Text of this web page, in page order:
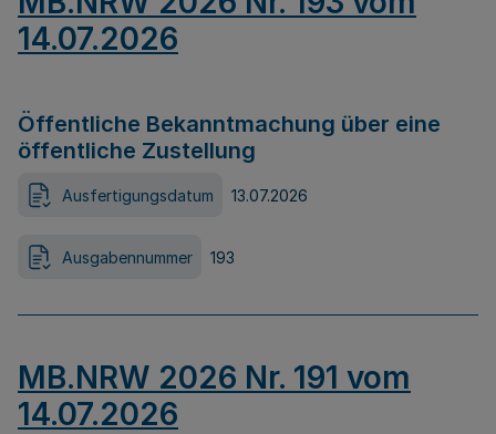
14.07.2026
Öffentliche Bekanntmachung über eine
öffentliche Zustellung
Ausfertigungsdatum 13.07.2026
Ausgabennummer 193
MB.NRW 2026 Nr. 191 vom
14.07.2026